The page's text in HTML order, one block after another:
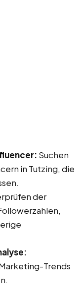
Suchen
in Tutzing, die
der
Trends